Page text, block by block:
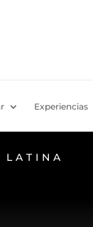
Experiencias
LATINA